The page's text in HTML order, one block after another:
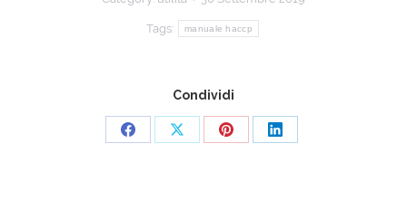
Tags: manuale haccp
Condividi
Share Share Share Share